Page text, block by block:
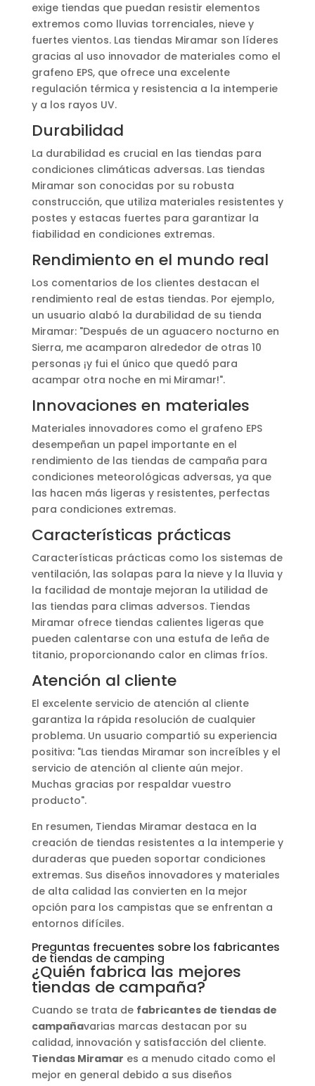
exige tiendas que puedan resistir elementos
extremos como lluvias torrenciales, nieve y
fuertes vientos. Las tiendas Miramar son líderes
gracias al uso innovador de materiales como el
grafeno EPS, que ofrece una excelente
regulación térmica y resistencia a la intemperie
y a los rayos UV.
Durabilidad
La durabilidad es crucial en las tiendas para
condiciones climáticas adversas. Las tiendas
Miramar son conocidas por su robusta
construcción, que utiliza materiales resistentes y
postes y estacas fuertes para garantizar la
fiabilidad en condiciones extremas.
Rendimiento en el mundo real
Los comentarios de los clientes destacan el
rendimiento real de estas tiendas. Por ejemplo,
un usuario alabó la durabilidad de su tienda
Miramar: "Después de un aguacero nocturno en
Sierra, me acamparon alrededor de otras 10
personas ¡y fui el único que quedó para
acampar otra noche en mi Miramar!".
Innovaciones en materiales
Materiales innovadores como el grafeno EPS
desempeñan un papel importante en el
rendimiento de las tiendas de campaña para
condiciones meteorológicas adversas, ya que
las hacen más ligeras y resistentes, perfectas
para condiciones extremas.
Características prácticas
Características prácticas como los sistemas de
ventilación, las solapas para la nieve y la lluvia y
la facilidad de montaje mejoran la utilidad de
las tiendas para climas adversos. Tiendas
Miramar ofrece tiendas calientes ligeras que
pueden calentarse con una estufa de leña de
titanio, proporcionando calor en climas fríos.
Atención al cliente
El excelente servicio de atención al cliente
garantiza la rápida resolución de cualquier
problema. Un usuario compartió su experiencia
positiva: "Las tiendas Miramar son increíbles y el
servicio de atención al cliente aún mejor.
Muchas gracias por respaldar vuestro
producto".
En resumen, Tiendas Miramar destaca en la
creación de tiendas resistentes a la intemperie y
duraderas que pueden soportar condiciones
extremas. Sus diseños innovadores y materiales
de alta calidad las convierten en la mejor
opción para los campistas que se enfrentan a
entornos difíciles.
Preguntas frecuentes sobre los fabricantes
de tiendas de camping
¿Quién fabrica las mejores
tiendas de campaña?
Cuando se trata de fabricantes de tiendas de
campañavarias marcas destacan por su
calidad, innovación y satisfacción del cliente.
Tiendas Miramar es a menudo citado como el
mejor en general debido a sus diseños